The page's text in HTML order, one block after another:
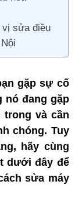
vị sửa điều
gặp sự cố
nó đang gặp
và cần
chóng. Tuy
hãy cùng
dưới đây để
sửa máy